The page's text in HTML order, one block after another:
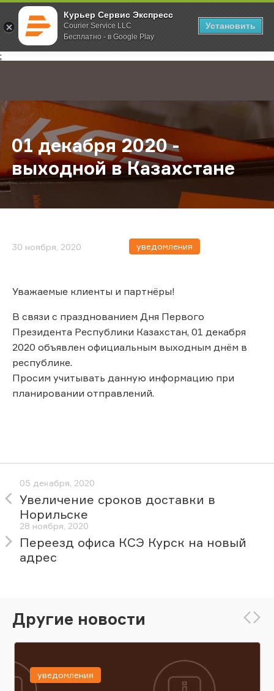
Курьер Сервис Экспресс
Courier Service LLC
Бесплатно - в Google Play
Установить
;
Главная О компании Новости 01 декабря 2020 - выходной в
01 декабря 2020 -
выходной в Казахстане
30 ноября, 2020 уведомления
Уважаемые клиенты и партнёры!
В связи с празднованием Дня Первого
Президента Республики Казахстан, 01 декабря
2020 объявлен официальным выходным днём в
республике.
Просим учитывать данную информацию при
планировании отправлений.
05 декабря, 2020
Увеличение сроков доставки в
Норильске
28 ноября, 2020
Переезд офиса КСЭ Курск на новый
адрес
Другие новости
уведомления